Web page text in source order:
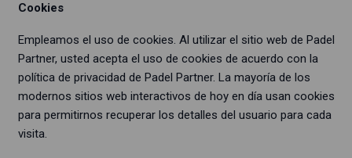
Cookies
Empleamos el uso de cookies. Al utilizar el sitio web de Padel
Partner, usted acepta el uso de cookies de acuerdo con la
política de privacidad de Padel Partner. La mayoría de los
modernos sitios web interactivos de hoy en día usan cookies
para permitirnos recuperar los detalles del usuario para cada
visita.